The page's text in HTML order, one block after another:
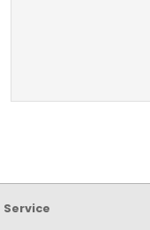
Service